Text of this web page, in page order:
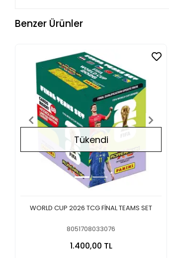
Benzer Ürünler
Tükendi
WORLD CUP 2026 TCG FİNAL TEAMS SET
8051708033076
1.400,00 TL